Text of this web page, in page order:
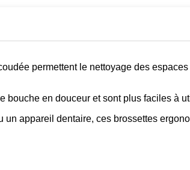
permettent le nettoyage des
bouche en douceur et sont plus faciles à
appareil dentaire, ces brossettes